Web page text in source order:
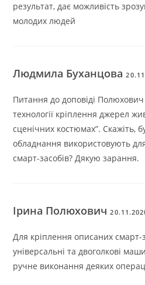
результат, дає можливість
молодих людей
Людмила Буханцова
Питання до доповіді Полюхович
технології кріплення джерел
сценічних костюмах”. Скажіть,
обладнання використовують
смарт-засобів? Дякую зарання.
Ірина Полюхович
Для кріплення описаних смарт-
універсальні та двоголкові
ручне виконання деяких